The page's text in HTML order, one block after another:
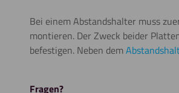
Bei einem Abstandshalter muss
montieren. Der Zweck beider
befestigen. Neben dem
Fragen?